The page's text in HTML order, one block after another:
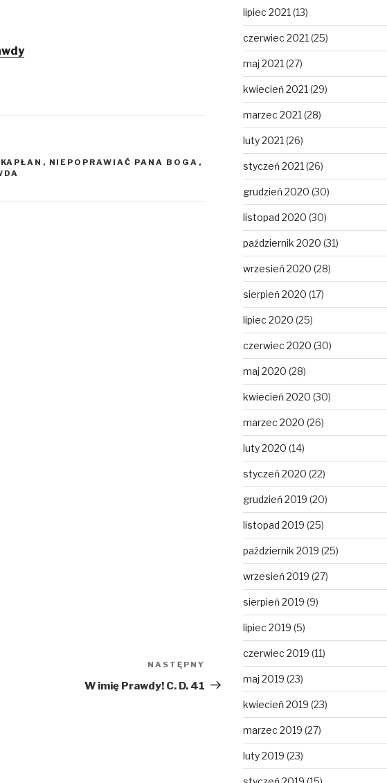
KAPŁAN , NIEPOPRAWIAĆ PANA BOGA ,
Następny
wpis
NASTĘPNY
W imię Prawdy! C. D. 41
lipiec 2021 (13)
czerwiec 2021 (25)
maj 2021 (27)
kwiecień 2021 (29)
marzec 2021 (28)
luty 2021 (26)
styczeń 2021 (26)
grudzień 2020 (30)
listopad 2020 (30)
październik 2020 (31)
wrzesień 2020 (28)
sierpień 2020 (17)
lipiec 2020 (25)
czerwiec 2020 (30)
maj 2020 (28)
kwiecień 2020 (30)
marzec 2020 (26)
luty 2020 (14)
styczeń 2020 (22)
grudzień 2019 (20)
listopad 2019 (25)
październik 2019 (25)
wrzesień 2019 (27)
sierpień 2019 (9)
lipiec 2019 (5)
czerwiec 2019 (11)
maj 2019 (23)
kwiecień 2019 (23)
marzec 2019 (27)
luty 2019 (23)